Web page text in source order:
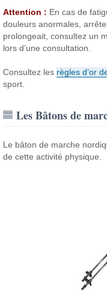
Attention : En cas de
douleurs anormales,
prolongeait, consultez un
lors d’une consultation.
Consultez les règles d’or
sport.
Les Bâtons de
Le bâton de marche
de cette activité physique.